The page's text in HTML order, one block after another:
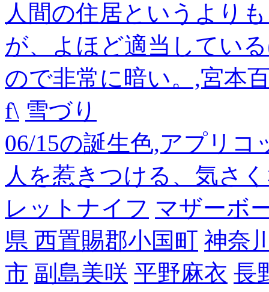
人間の住居というより
が、よほど適当してい
ので非常に暗い。,宮本
f\ 雪づり
06/15の誕生色,アプリ
人を惹きつける、気さ
レットナイフ マザーボ
県 西置賜郡小国町 神奈
市 副島美咲 平野麻衣 長